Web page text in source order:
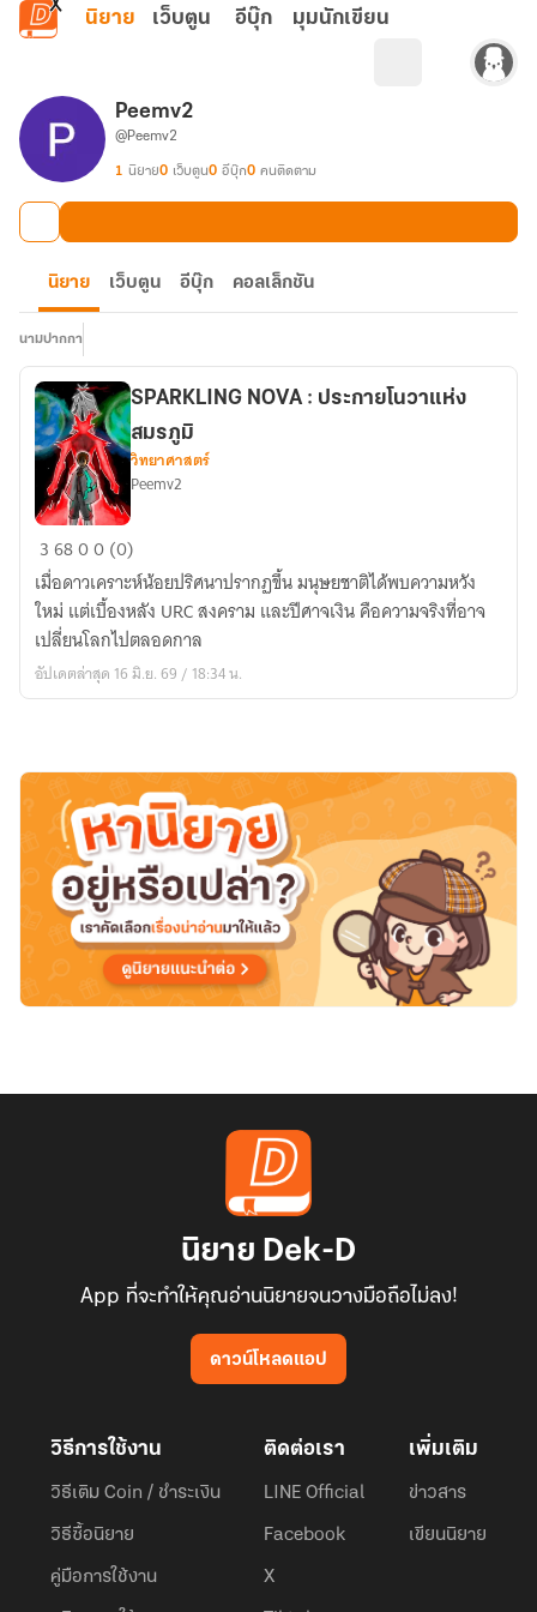
ข้ามไปยังเนื้อหาหลัก
นิยาย เว็บตูน อีบุ๊ก มุมนักเขียน
Peemv2
@Peemv2
1 นิยาย0 เว็บตูน0 อีบุ๊ก0 คนติดตาม
นิยาย เว็บตูน อีบุ๊ก คอลเล็กชัน
นามปากกา
SPARKLING
NOVA
:
ประกาย
โน
วา
SPARKLING NOVA : ประกายโนวาแห่ง
สมรภูมิ
วิทยาศาสตร์
Peemv2
36800 (0)
เมื่อดาวเคราะห์น้อยปริศนาปรากฏขึ้น มนุษยชาติได้พบความหวัง
ใหม่ แต่เบื้องหลัง URC สงคราม และปีศาจเงิน คือความจริงที่อาจ
เปลี่ยนโลกไปตลอดกาล
อัปเดตล่าสุด 16 มิ.ย. 69 / 18:34 น.
นิยาย Dek-D
App ที่จะทำให้คุณอ่านนิยายจนวางมือถือไม่ลง!
ดาวน์โหลดแอป
วิธีการใช้งาน
วิธีเติม Coin / ชำระเงิน
วิธีซื้อนิยาย
คู่มือการใช้งาน
ติดต่อเรา
LINE Official
Facebook
X
เพิ่มเติม
ข่าวสาร
เขียนนิยาย